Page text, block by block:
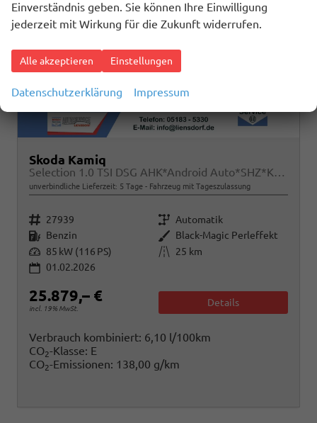
Skoda Kamiq
Selection 1.0 TSI DSG AHK*Android Auto*SHZ*Kamera*Keyless*2Z Klimaauto*
unverbindliche Lieferzeit: 5 Tage Fahrzeug mit Tageszulassung
Fahrzeugnr. 27939 Getriebe Automatik
Kraftstoff Benzin Außenfarbe Black-Magic Perleffekt
Leistung 85 kW (116 PS) Kilometerstand
25 km
01.02.2026
25.879,– €
incl. 19% MwSt.
Details
Verbrauch kombiniert: 6,10 l/100km
CO2-Klasse: E
CO2-Emissionen: 138,00 g/km
Einverständnis geben. Sie können Ihre Einwilligung
jederzeit mit Wirkung für die Zukunft widerrufen.
Alle akzeptieren Einstellungen
Datenschutzerklärung Impressum